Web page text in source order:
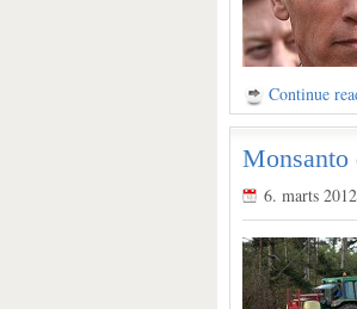
Continue
Monsanto
6. marts 2012